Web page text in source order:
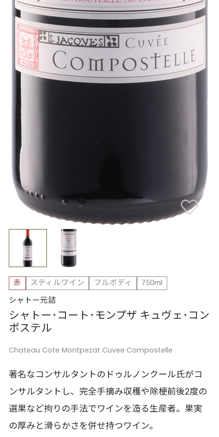
赤 スティルワイン フルボディ
750ml
シャトー元詰
シャトー･コート･モンプザ キュヴェ･コン
ポステル
Chateau Cote Montpezat Cuvee Compostelle
著名なコンサルタントのドゥルノンクール氏がコ
ンサルタントし、完全手摘み収穫や除梗前後2度の
選果など拘りの手法でワインを造る生産者。果実
の厚みと滑らかさを併せ持つワイン。